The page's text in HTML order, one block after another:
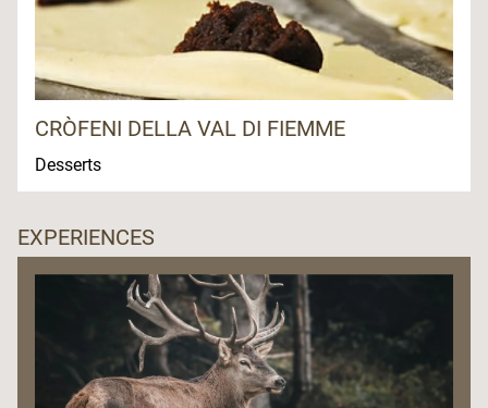
CRÒFENI DELLA VAL DI FIEMME
Desserts
EXPERIENCES